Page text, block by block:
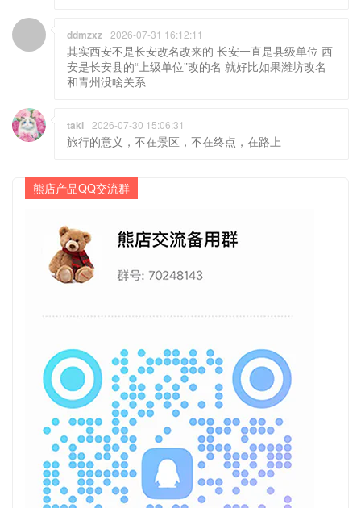
ddmzxz 2026-07-31 16:12:11
其实西安不是长安改名改来的 长安一直是县级单位 西
安是长安县的“上级单位”改的名 就好比如果潍坊改名
和青州没啥关系
taki 2026-07-30 15:06:31
旅行的意义，不在景区，不在终点，在路上
熊店产品QQ交流群